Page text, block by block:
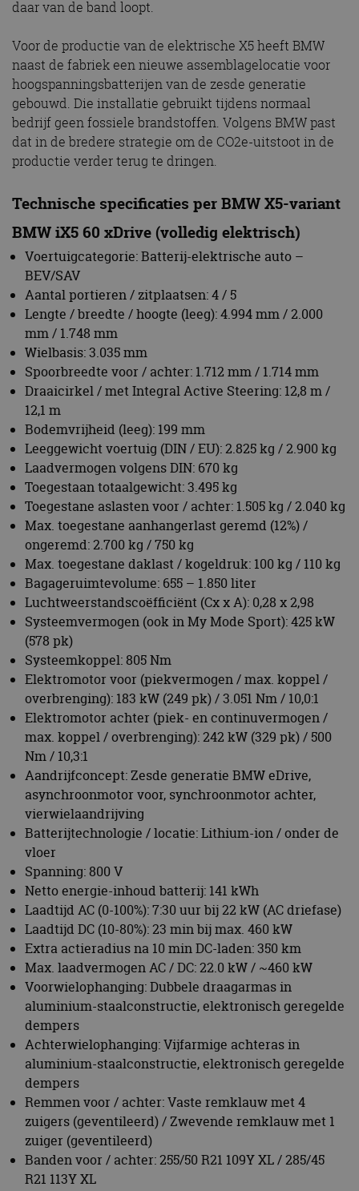
BMW iX5 60 xDrive (volledig elektrisch)
Voertuigcategorie: Batterij-elektrische auto –
BEV/SAV
Aantal portieren / zitplaatsen: 4 / 5
Lengte / breedte / hoogte (leeg): 4.994 mm / 2.000
mm / 1.748 mm
Spoorbreedte voor / achter: 1.712 mm / 1.714 mm
12,1 m
Bodemvrijheid (leeg): 199 mm
Leeggewicht voertuig (DIN / EU): 2.825 kg / 2.900 kg
Laadvermogen volgens DIN: 670 kg
Toegestaan totaalgewicht: 3.495 kg
Toegestane aslasten voor / achter: 1.505 kg / 2.040 kg
Max. toegestane aanhangerlast geremd (12%) /
ongeremd: 2.700 kg / 750 kg
Max. toegestane daklast / kogeldruk: 100 kg / 110 kg
Bagageruimtevolume: 655 – 1.850 liter
Luchtweerstandscoëfficiënt (Cx x A): 0,28 x 2,98
Systeemvermogen (ook in My Mode Sport): 425 kW
(578 pk)
Systeemkoppel: 805 Nm
Elektromotor voor (piekvermogen / max. koppel /
overbrenging): 183 kW (249 pk) / 3.051 Nm / 10,0:1
Elektromotor achter (piek- en continuvermogen /
max. koppel / overbrenging): 242 kW (329 pk) / 500
Nm / 10,3:1
Aandrijfconcept: Zesde generatie BMW eDrive,
asynchroonmotor voor, synchroonmotor achter,
vierwielaandrijving
Batterijtechnologie / locatie: Lithium-ion / onder de
vloer
Spanning: 800 V
Netto energie-inhoud batterij: 141 kWh
Laadtijd AC (0-100%): 7:30 uur bij 22 kW (AC driefase)
Laadtijd DC (10-80%): 23 min bij max. 460 kW
Extra actieradius na 10 min DC-laden: 350 km
Max. laadvermogen AC / DC: 22.0 kW / ~460 kW
Voorwielophanging: Dubbele draagarmas in
aluminium-staalconstructie, elektronisch geregelde
dempers
Achterwielophanging: Vijfarmige achteras in
aluminium-staalconstructie, elektronisch geregelde
dempers
Remmen voor / achter: Vaste remklauw met 4
zuigers (geventileerd) / Zwevende remklauw met 1
zuiger (geventileerd)
Banden voor / achter: 255/50 R21 109Y XL / 285/45
R21 113Y XL
Wielen voor / achter: 9J x 21 lichtmetaal / 10J x 21
lichtmetaal
Acceleratie 0-100 km/u: 4,6 s
Topsnelheid: 210 km/u (elektronisch begrensd)
Stroomverbruik (WLTP individuele configuratie):
23,9 – 20,1 kWh/100 km
Actieradius (WLTP individuele configuratie): 645 –
845 km
Emissieklasse / CO2-klasse: Elektrisch voertuig / A